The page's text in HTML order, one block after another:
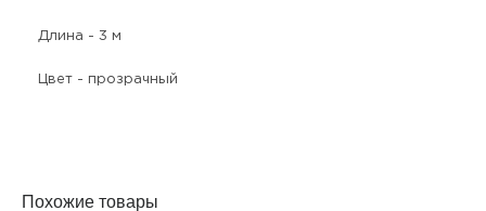
Длина - 3 м
Цвет - прозрачный
Похожие товары